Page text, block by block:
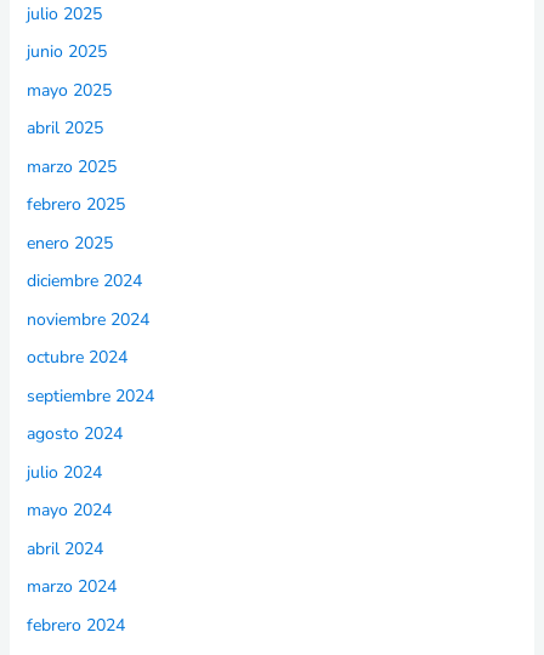
julio 2025
junio 2025
mayo 2025
abril 2025
marzo 2025
febrero 2025
enero 2025
diciembre 2024
noviembre 2024
octubre 2024
septiembre 2024
agosto 2024
julio 2024
mayo 2024
abril 2024
marzo 2024
febrero 2024